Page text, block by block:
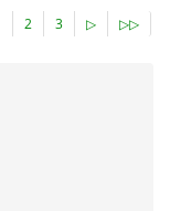
2 3 ▷ ▷▷